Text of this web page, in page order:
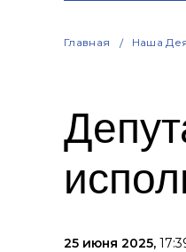
Главная Наша
25 июня 2025,